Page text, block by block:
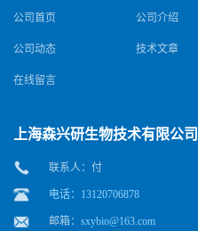
公司首页 公司介绍
公司动态 技术文章
在线留言
上海森兴研生物技术有限公司
联系人：付
电话：13120706878
邮箱： sxybio@163.com